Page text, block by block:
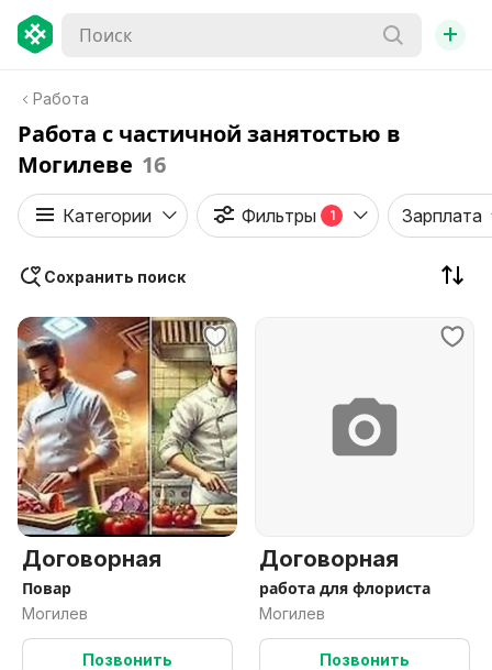
+
Работа
Работа с частичной занятостью в
Могилеве 16
Категории Фильтры 1 Зарплата
Сохранить поиск
Договорная
Повар
Могилев
Позвонить
Договорная
работа для флориста
Могилев
Позвонить